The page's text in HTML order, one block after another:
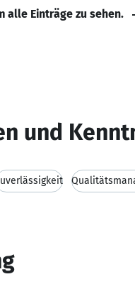
alle Einträge zu sehen.
und